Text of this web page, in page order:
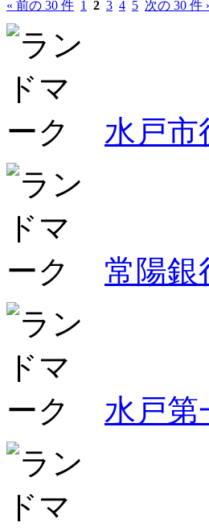
« 前の 30 件 1 2 3 4 5 次の 30 件
水戸市
常陽銀
水戸第